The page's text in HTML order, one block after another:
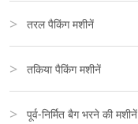
तरल पैकिंग मशीनें
तकिया पैकिंग मशीनें
पूर्व-निर्मित बैग भरने की मशीनें